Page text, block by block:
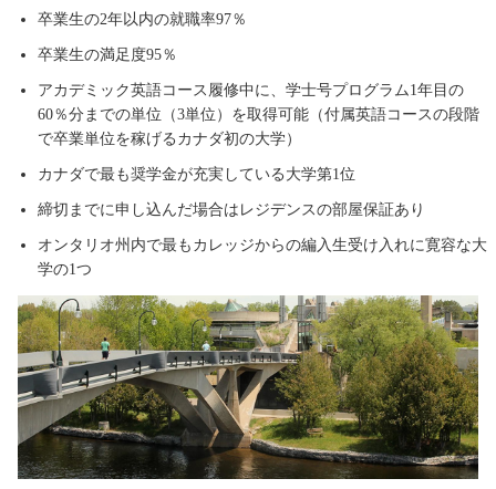
卒業生の2年以内の就職率97％
卒業生の満足度95％
アカデミック英語コース履修中に、学士号プログラム1年目の
60％分までの単位（3単位）を取得可能（付属英語コースの段階
で卒業単位を稼げるカナダ初の大学）
カナダで最も奨学金が充実している大学第1位
締切までに申し込んだ場合はレジデンスの部屋保証あり
オンタリオ州内で最もカレッジからの編入生受け入れに寛容な大
学の1つ